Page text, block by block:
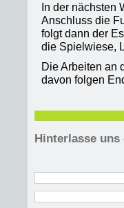
In der nächsten
Anschluss die
folgt dann der
die Spielwiese,
Die Arbeiten an
davon folgen
Hinterlasse